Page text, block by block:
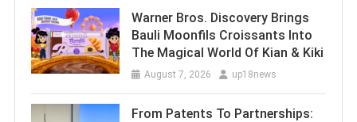
Warner Bros. Discovery Brings
Bauli Moonfils Croissants Into
The Magical World Of Kian & Kiki
August 7, 2026 up18news
From Patents To Partnerships: